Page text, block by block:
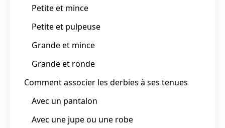
Petite et mince
Petite et pulpeuse
Grande et mince
Grande et ronde
Comment associer les derbies à ses tenues
Avec un pantalon
Avec une jupe ou une robe